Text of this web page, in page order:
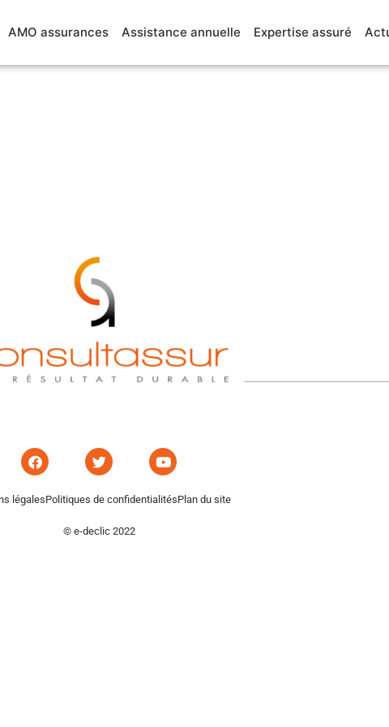
AMO assurances Assistance annuelle Expertise assuré
légalesPolitiques de confidentialitésPlan du site
© e-declic 2022